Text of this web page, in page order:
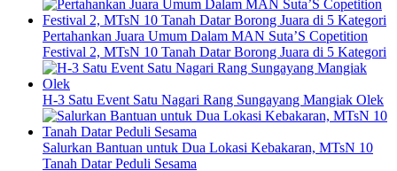
Pertahankan Juara Umum Dalam MAN Suta’S Copetition
Festival 2, MTsN 10 Tanah Datar Borong Juara di 5 Kategori
H-3 Satu Event Satu Nagari Rang Sungayang Mangiak Olek
Salurkan Bantuan untuk Dua Lokasi Kebakaran, MTsN 10
Tanah Datar Peduli Sesama